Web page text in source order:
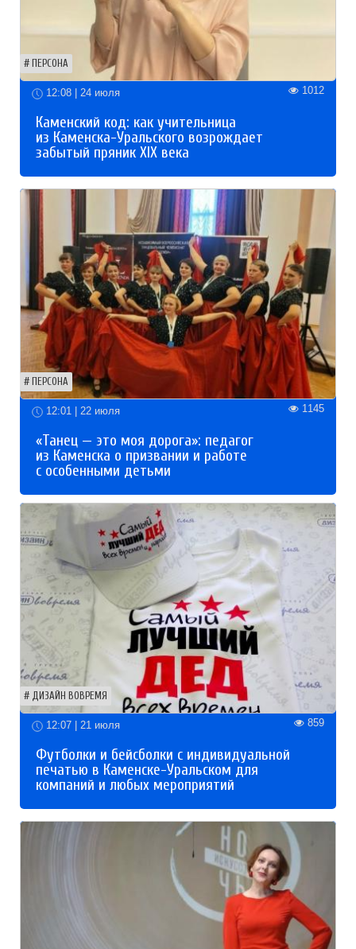
ПЕРСОНА
12:08 | 24 июля 1012
Каменский код: как учительница
из Каменска-Уральского возрождает
забытый пряник XIX века
ПЕРСОНА
12:01 | 22 июля 1145
«Танец — это моя дорога»: педагог
из Каменска о призвании и работе
с особенными детьми
ДИЗАЙН ВОВРЕМЯ
12:07 | 21 июля 859
Футболки и бейсболки с индивидуальной
печатью в Каменске-Уральском для
компаний и любых мероприятий